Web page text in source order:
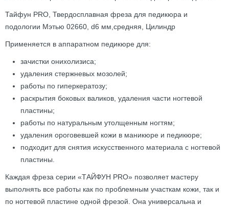
Тайфун PRO, Твердосплавная фреза для педикюра и
подологии Мэтью 02660, d6 мм,средняя, Цилиндр
Применяется в аппаратном педикюре для:
зачистки онихолизиса;
удаления стержневых мозолей;
работы по гиперкератозу;
раскрытия боковых валиков, удаления части ногтевой
пластины;
работы по натуральным утолщенным ногтям;
удаления ороговевшей кожи в маникюре и педикюре;
подходит для снятия искусственного материала с ногтевой
пластины.
Каждая фреза серии «ТАЙФУН PRO» позволяет мастеру
выполнять все работы как по проблемным участкам кожи, так и
по ногтевой пластине одной фрезой. Она универсальна и